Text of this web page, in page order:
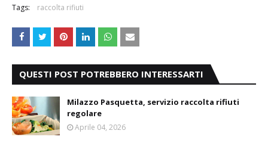
Tags: raccolta rifiuti
QUESTI POST POTREBBERO INTERESSARTI
Milazzo Pasquetta, servizio raccolta rifiuti
regolare
Aprile 04, 2026